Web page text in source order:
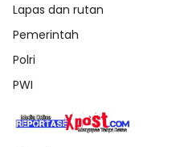
Lapas dan rutan
Pemerintah
Polri
PWI